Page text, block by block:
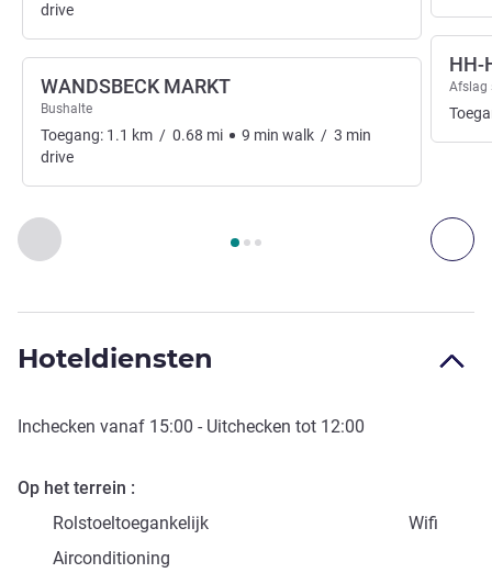
Vorige - Toegang en vervoer
Pagina , Toegang en vervoer 1 :, Toegang en vervoer 2
drive
WANDSBECK MARKT
Bushalte
Toegang: 1.1 km / 0.68 mi 9 min walk / 3 min
drive
HH-
Afslag
Hoteldiensten
Inchecken vanaf 15:00 - Uitchecken tot 12:00
Op het terrein
Rolstoeltoegankelijk
Wifi
Airconditioning